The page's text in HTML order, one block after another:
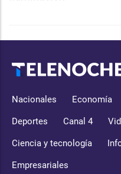
Nacionales Economía
Deportes Canal 4
Ciencia y tecnología
Empresariales